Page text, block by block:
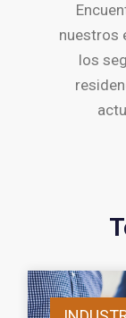
nuestros
los